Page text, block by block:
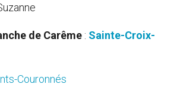
de Carême : Sainte-Croix-
Couronnés